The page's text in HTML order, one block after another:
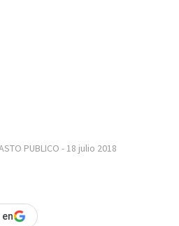
PUBLICO - 18 julio 2018